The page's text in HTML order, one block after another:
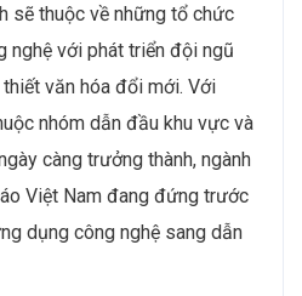
sẽ thuộc về những tổ chức
nghệ với phát triển đội ngũ
văn hóa đổi mới. Với
nhóm dẫn đầu khu vực và
càng trưởng thành, ngành
Việt Nam đang đứng trước
dụng công nghệ sang dẫn